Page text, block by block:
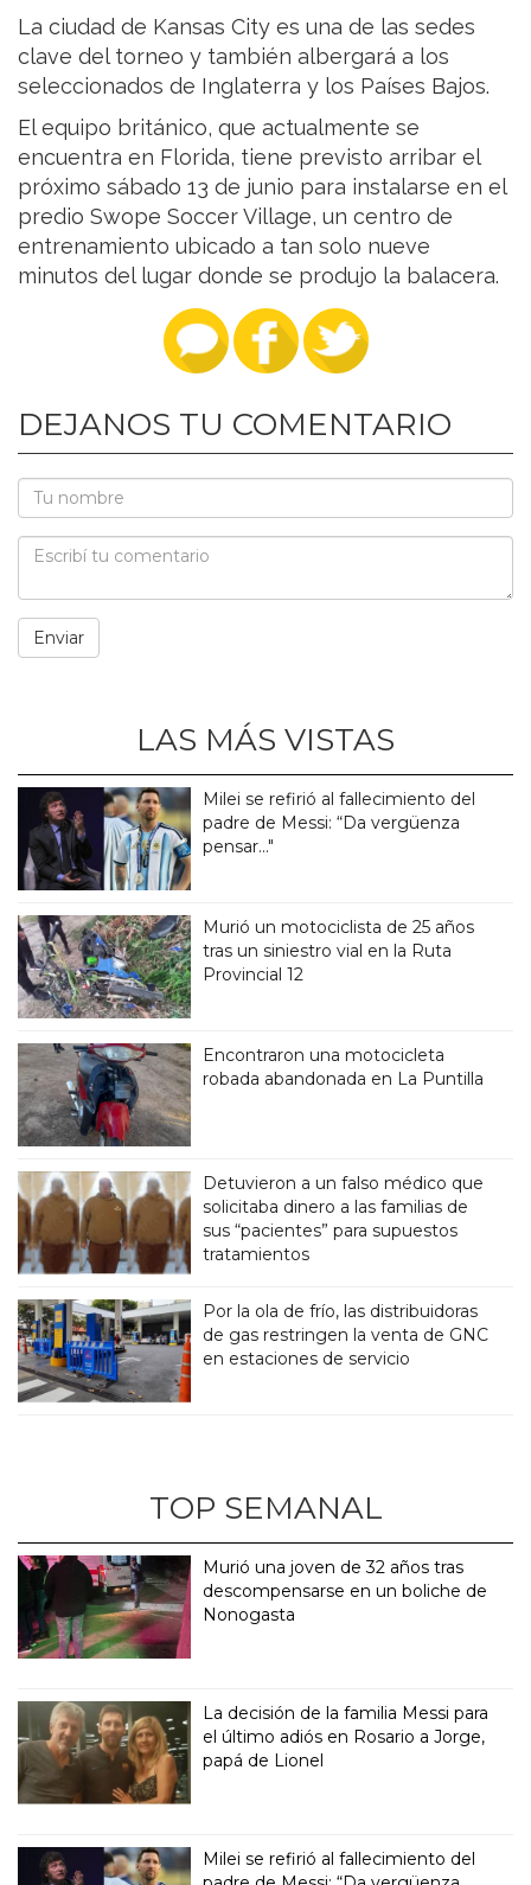
La ciudad de Kansas City es una de las sedes
clave del torneo y también albergará a los
seleccionados de Inglaterra y los Países Bajos.
El equipo británico, que actualmente se
encuentra en Florida, tiene previsto arribar el
próximo sábado 13 de junio para instalarse en el
predio Swope Soccer Village, un centro de
entrenamiento ubicado a tan solo nueve
minutos del lugar donde se produjo la balacera.
DEJANOS TU COMENTARIO
LAS MÁS VISTAS
Milei se refirió al fallecimiento del
padre de Messi: “Da vergüenza
pensar..."
Murió un motociclista de 25 años
tras un siniestro vial en la Ruta
Provincial 12
Encontraron una motocicleta
robada abandonada en La Puntilla
Detuvieron a un falso médico que
solicitaba dinero a las familias de
sus “pacientes” para supuestos
tratamientos
Por la ola de frío, las distribuidoras
de gas restringen la venta de GNC
en estaciones de servicio
TOP SEMANAL
Murió una joven de 32 años tras
descompensarse en un boliche de
Nonogasta
La decisión de la familia Messi para
el último adiós en Rosario a Jorge,
papá de Lionel
Milei se refirió al fallecimiento del